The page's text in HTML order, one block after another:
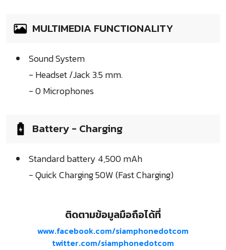
MULTIMEDIA FUNCTIONALITY
Sound System
- Headset /Jack 3.5 mm.
- 0 Microphones
Battery - Charging
Standard battery 4,500 mAh
- Quick Charging 50W (Fast Charging)
ติดตามข้อมูลมือถือได้ที่
www.facebook.com/siamphonedotcom
twitter.com/siamphonedotcom